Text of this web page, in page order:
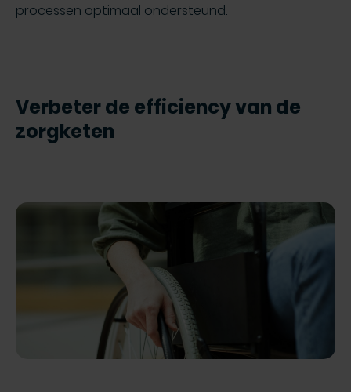
processen optimaal ondersteund.
Verbeter de efficiency van de
zorgketen